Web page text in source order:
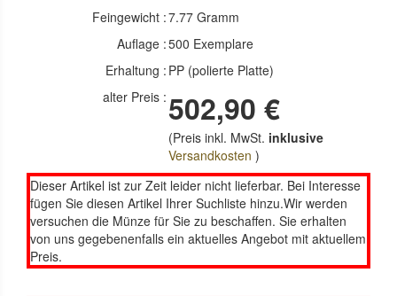
Feingewicht :7.77 Gramm
Auflage :500 Exemplare
Erhaltung : PP (polierte Platte)
alter Preis : 502,90 €
(Preis inkl. MwSt. inklusive
Versandkosten )
Dieser Artikel ist zur Zeit leider nicht lieferbar. Bei Interesse
fügen Sie diesen Artikel Ihrer Suchliste hinzu.Wir werden
versuchen die Münze für Sie zu beschaffen. Sie erhalten
von uns gegebenenfalls ein aktuelles Angebot mit aktuellem
Preis.